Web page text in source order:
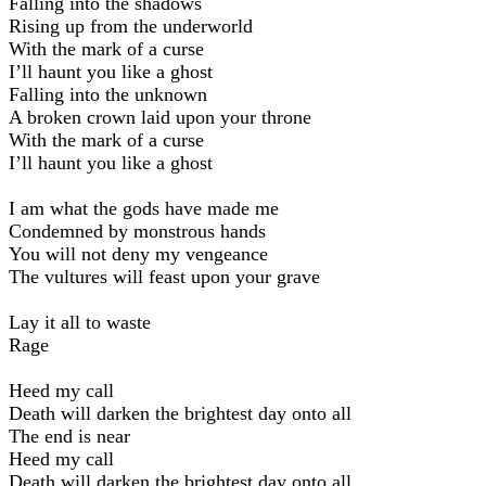
Rising up from the underworld
With the mark of a curse
I’ll haunt you like a ghost
Falling into the unknown
A broken crown laid upon your throne
With the mark of a curse
I’ll haunt you like a ghost
I am what the gods have made me
Condemned by monstrous hands
You will not deny my vengeance
The vultures will feast upon your grave
Lay it all to waste
Rage
Heed my call
Death will darken the brightest day onto all
The end is near
Heed my call
Death will darken the brightest day onto all